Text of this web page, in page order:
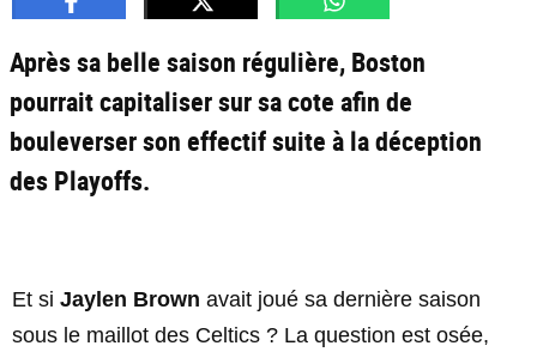
Après sa belle saison régulière, Boston
pourrait capitaliser sur sa cote afin de
bouleverser son effectif suite à la déception
des Playoffs.
Et si Jaylen Brown avait joué sa dernière saison
sous le maillot des Celtics ? La question est osée,